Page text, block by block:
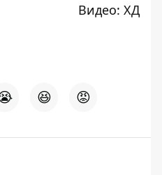
Видео: ХД
😆 😡